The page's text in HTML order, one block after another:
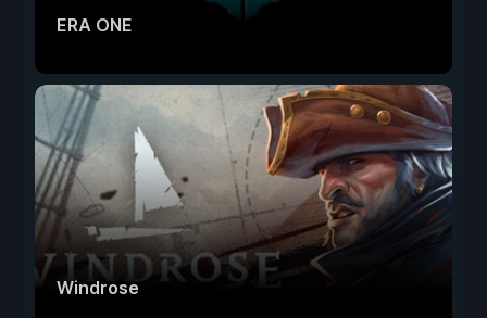
ERA ONE
Windrose